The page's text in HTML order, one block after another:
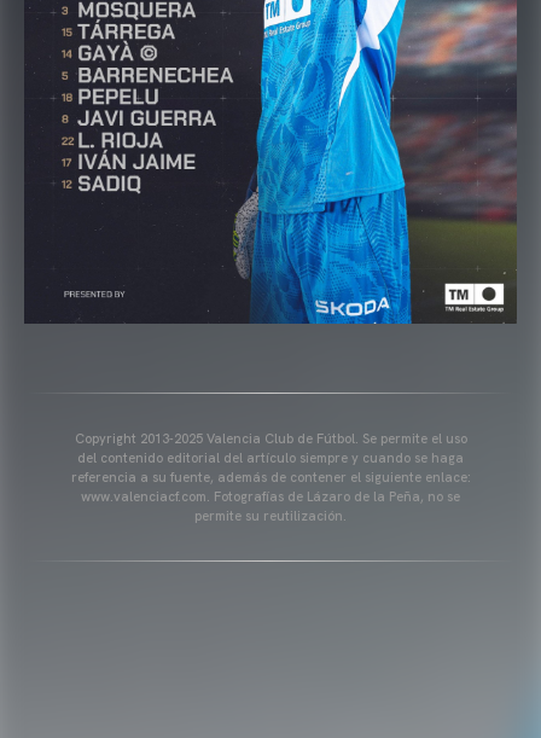
Copyright 2013-2025 Valencia Club de Fútbol. Se permite el uso
del contenido editorial del artículo siempre y cuando se haga
referencia a su fuente, además de contener el siguiente enlace:
www.valenciacf.com. Fotografías de Lázaro de la Peña, no se
permite su reutilización.